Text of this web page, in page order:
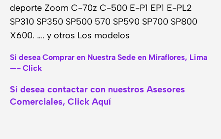
deporte Zoom C-70z C-500 E-P1 EP1 E-PL2
SP310 SP350 SP500 570 SP590 SP700 SP800
X600. …. y otros Los modelos
Si desea Comprar en Nuestra Sede en Miraflores, Lima
—- Click
Si desea contactar con nuestros Asesores
Comerciales, Click Aquí